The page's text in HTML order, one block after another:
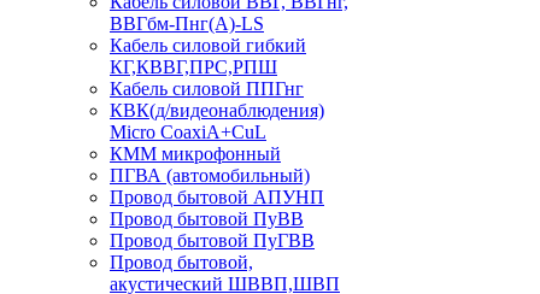
ВВГбм-Пнг(А)-LS
Кабель силовой гибкий
КГ,КВВГ,ПРС,РПШ
Кабель силовой ППГнг
КВК(д/видеонаблюдения)
Micro CoaxiA+CuL
КММ микрофонный
ПГВА (автомобильный)
Провод бытовой АПУНП
Провод бытовой ПуВВ
Провод бытовой ПуГВВ
Провод бытовой,
акустический ШВВП,ШВП